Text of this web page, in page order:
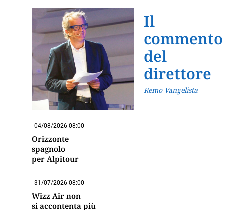
Il
commento
del
direttore
Remo Vangelista
04/08/2026 08:00
Orizzonte
spagnolo
per Alpitour
31/07/2026 08:00
Wizz Air non
si accontenta più